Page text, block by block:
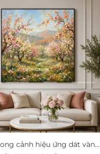
cảnh hiệu ứng dát vàng